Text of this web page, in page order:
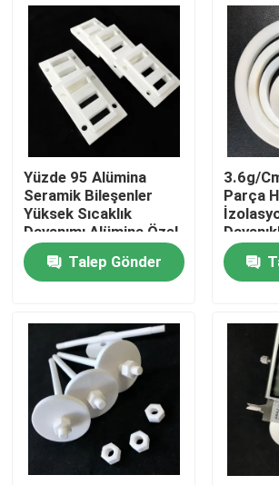
Ev
videolar
Hakkımızda
Fabrika turu
Yüzde 95 Alümina
Seramik Bileşenler
Yüksek Sıcaklık
Dayanımı Alümina Özel
Parçalar
Talep Gönder
3.6g/
Parça
Seramik